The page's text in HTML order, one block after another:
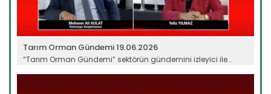
Tarım Orman Gündemi 19.06.2026
“Tarım Orman Gündemi” sektörün gündemini izleyici ile...
Devamını Oku ->